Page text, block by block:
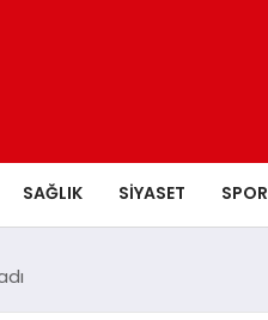
SAĞLIK SIYASET SPOR